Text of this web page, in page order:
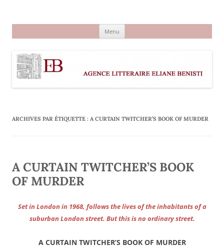
Menu
ARCHIVES PAR ÉTIQUETTE : A CURTAIN TWITCHER’S BOOK OF MURDER
A CURTAIN TWITCHER’S BOOK
OF MURDER
Set in London in 1968, follows the lives of the inhabitants of a
suburban London street. But this is no ordinary street.
A CURTAIN TWITCHER’S BOOK OF MURDER